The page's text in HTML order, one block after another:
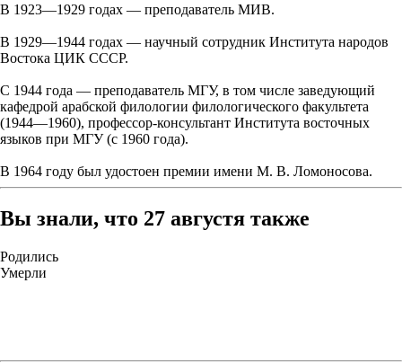
В 1923—1929 годах — преподаватель МИВ.
В 1929—1944 годах — научный сотрудник Института народов
Востока ЦИК СССР.
С 1944 года — преподаватель МГУ, в том числе заведующий
кафедрой арабской филологии филологического факультета
(1944—1960), профессор-консультант Института восточных
языков при МГУ (c 1960 года).
В 1964 году был удостоен премии имени М. В. Ломоносова.
Вы знали, что 27 августя также
Родились
Умерли